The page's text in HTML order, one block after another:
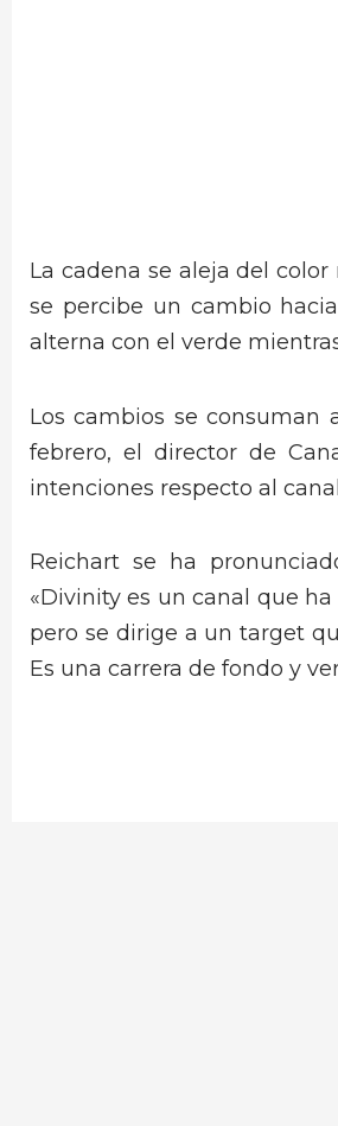
La cadena se aleja del
se percibe un cambio
alterna con el verde
Los cambios se consuman
febrero, el director de
intenciones respecto al
Reichart se ha
«Divinity es un canal que
pero se dirige a un target
Es una carrera de fondo y